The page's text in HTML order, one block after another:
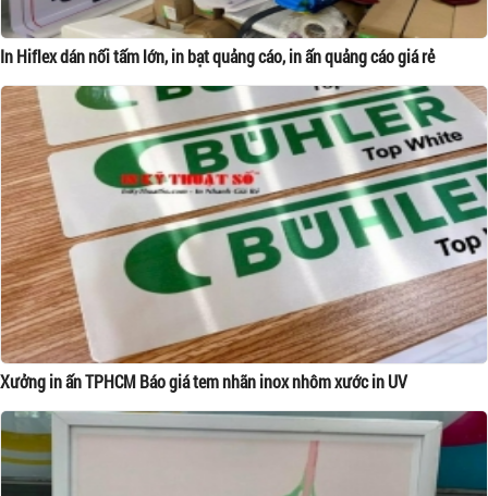
In Hiflex dán nối tấm lớn, in bạt quảng cáo, in ấn quảng cáo giá rẻ
Xưởng in ấn TPHCM Báo giá tem nhãn inox nhôm xước in UV